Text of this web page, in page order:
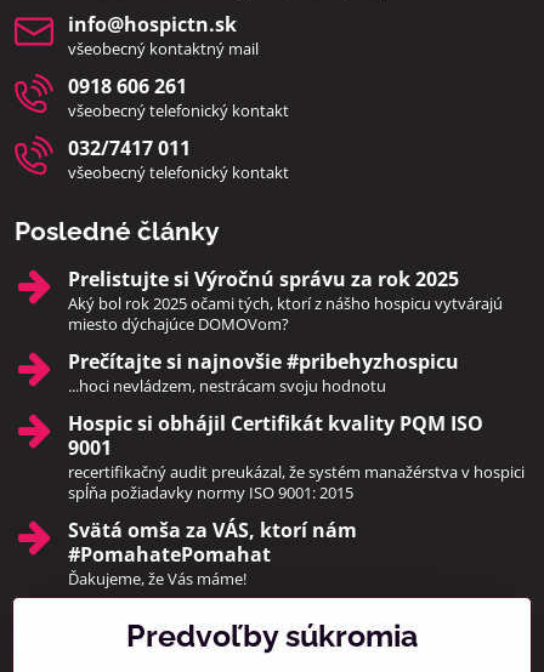
info​@hospictn​.sk
všeobecný kontaktný mail
0918 606 261
všeobecný telefonický kontakt
032/7417 011
všeobecný telefonický kontakt
Posledné články
Prelistujte si Výročnú správu za rok 2025
Aký bol rok 2025 očami tých, ktorí z nášho hospicu vytvárajú
miesto dýchajúce DOMOVom?
Prečítajte si najnovšie #pribehyzhospicu
...hoci nevládzem, nestrácam svoju hodnotu
Hospic si obhájil Certifikát kvality PQM ISO
9001
recertifikačný audit preukázal, že systém manažérstva v hospici
spĺňa požiadavky normy ISO 9001: 2015
Svätá omša za VÁS, ktorí nám
#PomahatePomahat
Ďakujeme, že Vás máme!
Pridajte sa k námPredvoľby súkromia